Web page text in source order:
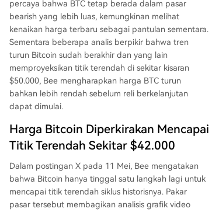
percaya bahwa BTC tetap berada dalam pasar
bearish yang lebih luas, kemungkinan melihat
kenaikan harga terbaru sebagai pantulan sementara.
Sementara beberapa analis berpikir bahwa tren
turun Bitcoin sudah berakhir dan yang lain
memproyeksikan titik terendah di sekitar kisaran
$50.000, Bee mengharapkan harga BTC turun
bahkan lebih rendah sebelum reli berkelanjutan
dapat dimulai.
Harga Bitcoin Diperkirakan Mencapai
Titik Terendah Sekitar $42.000
Dalam postingan X pada 11 Mei, Bee mengatakan
bahwa Bitcoin hanya tinggal satu langkah lagi untuk
mencapai titik terendah siklus historisnya. Pakar
pasar tersebut membagikan analisis grafik video